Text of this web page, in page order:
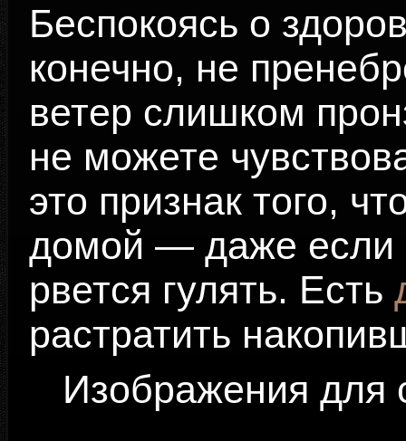
Беспокоясь о
конечно, не
ветер слишком
не можете
это признак того,
домой — даже если
рвется гулять. Есть
растратить
Изображения для